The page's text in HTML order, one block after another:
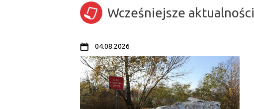
Wcześniejsze aktualności
04.08.2026